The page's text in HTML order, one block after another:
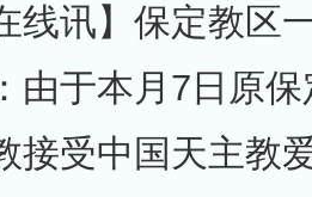
线讯】保定教区
由于本月7日原
接受中国天主教